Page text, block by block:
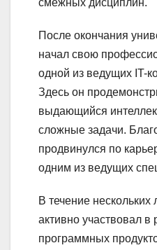
После окончания
начал свою
одной из ведущих IT-
Здесь он
выдающийся
сложные задачи.
продвинулся по
одним из ведущих
В течение
активно участвовал
программных